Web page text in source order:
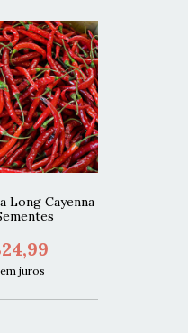
Long Cayenna
juros